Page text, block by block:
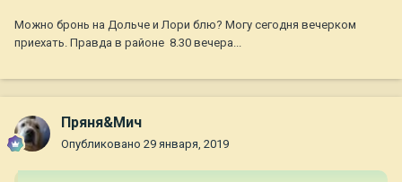
Можно бронь на Дольче и Лори блю? Могу сегодня вечерком
приехать. Правда в районе 8.30 вечера...
Пряня&Мич
Опубликовано 29 января, 2019